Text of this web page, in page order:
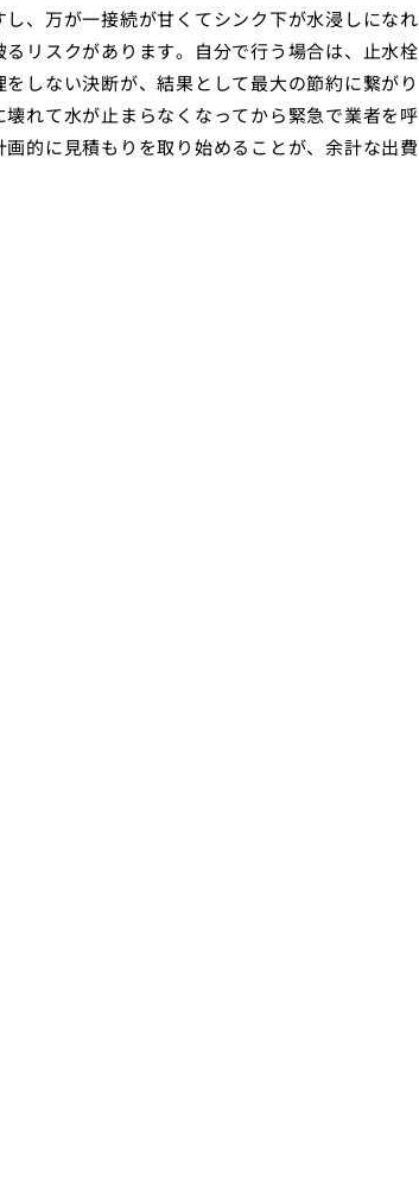
、万が一接続が甘くてシンク下が水浸しになれ
リスクがあります。自分で行う場合は、止水栓
しない決断が、結果として最大の節約に繋がり
れて水が止まらなくなってから緊急で業者を呼
的に見積もりを取り始めることが、余計な出費